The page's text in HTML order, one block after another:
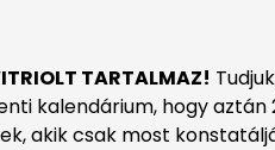
TARTALMAZ!
kalendárium, hogy
akik csak most